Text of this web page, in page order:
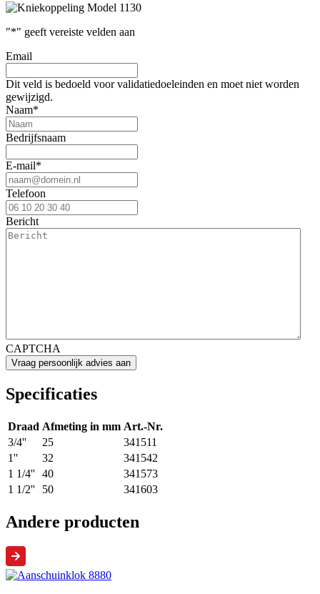
"*" geeft vereiste velden aan
Email
Dit veld is bedoeld voor validatiedoeleinden en moet niet worden
gewijzigd.
Naam*
Bedrijfsnaam
E-mail*
Telefoon
Bericht
CAPTCHA
Specificaties
Draad Afmeting in mm Art.-Nr.
3/4''
25
341511
1''
32
341542
1 1/4'' 40
341573
1 1/2''
50 341603
Andere producten